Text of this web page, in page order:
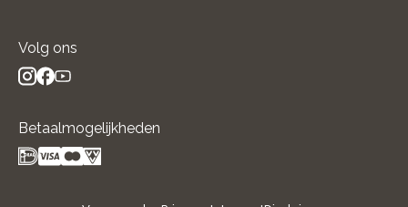
Volg ons
Betaalmogelijkheden